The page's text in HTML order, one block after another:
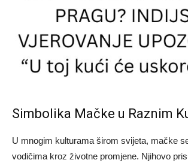
Simbolika Mačke u Raznim
U mnogim kulturama širom svijeta, mačke
vodičima kroz životne promjene. Njihovo